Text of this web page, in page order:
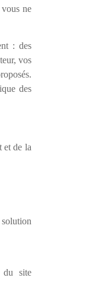
ne
: des
vos
des
et de la
du site